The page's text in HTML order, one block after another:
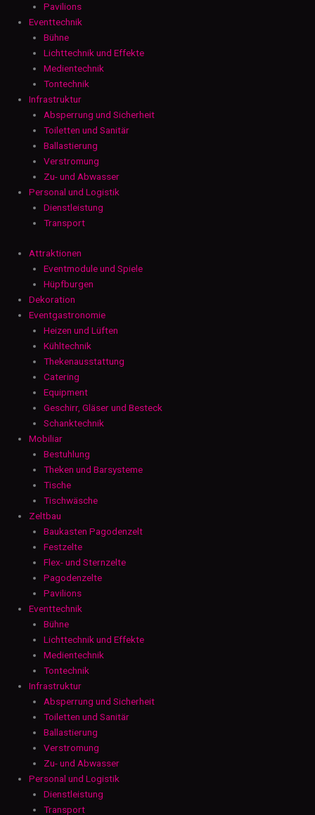
Pavilions
Eventtechnik
Bühne
Lichttechnik und Effekte
Medientechnik
Tontechnik
Infrastruktur
Absperrung und Sicherheit
Toiletten und Sanitär
Ballastierung
Verstromung
Zu- und Abwasser
Personal und Logistik
Dienstleistung
Transport
Attraktionen
Eventmodule und Spiele
Hüpfburgen
Dekoration
Eventgastronomie
Heizen und Lüften
Kühltechnik
Thekenausstattung
Catering
Equipment
Geschirr, Gläser und Besteck
Schanktechnik
Mobiliar
Bestuhlung
Theken und Barsysteme
Tische
Tischwäsche
Zeltbau
Baukasten Pagodenzelt
Festzelte
Flex- und Sternzelte
Pagodenzelte
Pavilions
Eventtechnik
Bühne
Lichttechnik und Effekte
Medientechnik
Tontechnik
Infrastruktur
Absperrung und Sicherheit
Toiletten und Sanitär
Ballastierung
Verstromung
Zu- und Abwasser
Personal und Logistik
Dienstleistung
Transport